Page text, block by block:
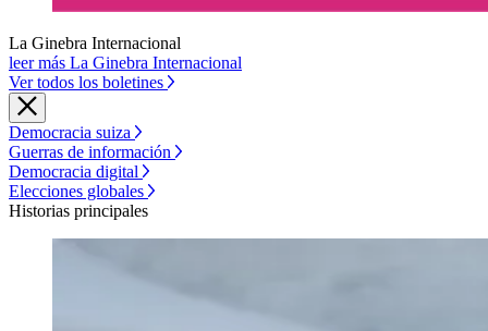
La Ginebra Internacional
leer más La Ginebra Internacional
Ver todos los boletines
Democracia suiza
Guerras de información
Democracia digital
Elecciones globales
Historias principales